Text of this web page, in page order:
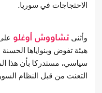
الاحتجاجات في سوريا.
وأثنى تشاووش أوغلو
هيئة تفوض وبنواياها
سياسي، مستدركا بأن هذا
التعنت من قبل النظام